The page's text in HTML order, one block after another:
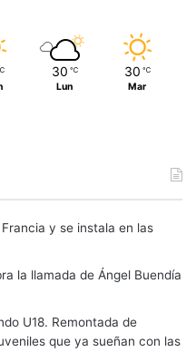
30 ℃
Lun
30 ℃
Mar
y se instala en las
la llamada de Ángel Buendía
U18. Remontada de
que ya sueñan con las